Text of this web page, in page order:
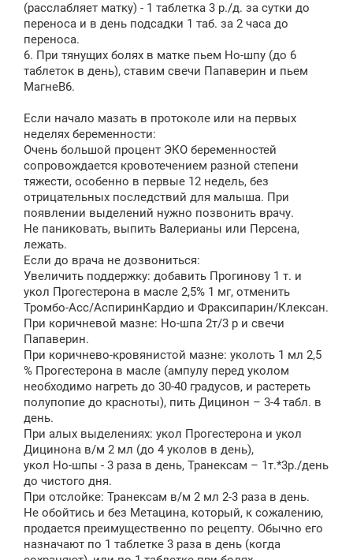
(расслабляет матку) - 1 таблетка 3 р./д. за сутки до
переноса и в день подсадки 1 таб. за 2 часа до
переноса.
6. При тянущих болях в матке пьем Но-шпу (до 6
таблеток в день), ставим свечи Папаверин и пьем
МагнеB6.
Если начало мазать в протоколе или на первых
неделях беременности:
Очень большой процент ЭКО беременностей
сопровождается кровотечением разной степени
тяжести, особенно в первые 12 недель, без
отрицательных последствий для малыша. При
появлении выделений нужно позвонить врачу.
Не паниковать, выпить Валерианы или Персена,
лежать.
Если до врача не дозвониться:
Увеличить поддержку: добавить Прогинову 1 т. и
укол Прогестерона в масле 2,5% 1 мг, отменить
Тромбо-Асс/АспиринКардио и Фраксипарин/Клексан.
При коричневой мазне: Но-шпа 2т/3 р и свечи
Папаверин.
При коричнево-кровянистой мазне: уколоть 1 мл 2,5
% Прогестерона в масле (ампулу перед уколом
необходимо нагреть до 30-40 градусов, и растереть
полупопие до красноты), пить Дицинон – 3-4 табл. в
день.
При алых выделениях: укол Прогестерона и укол
Дицинона в/м 2 мл (до 4 уколов в день),
укол Но-шпы - 3 раза в день, Транексам – 1т.*3р./день
до чистого дня.
При отслойке: Транексам в/м 2 мл 2-3 раза в день.
Не обойтись и без Метацина, который, к сожалению,
продается преимущественно по рецепту. Обычно его
назначают по 1 таблетке 3 раза в день (когда